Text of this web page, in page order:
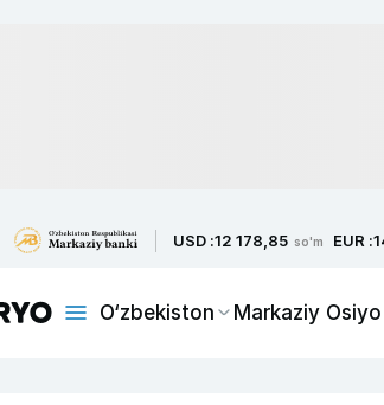
USD :12 178,85 so'm EUR :
O‘zbekiston Markaziy Osiyo